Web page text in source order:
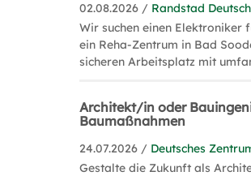
02.08.2026 / Randstad
Wir suchen einen
ein Reha-Zentrum in Bad
sicheren Arbeitsplatz mit
Architekt/in oder
Baumaßnahmen
24.07.2026 / Deutsches
Gestalte die Zukunft als